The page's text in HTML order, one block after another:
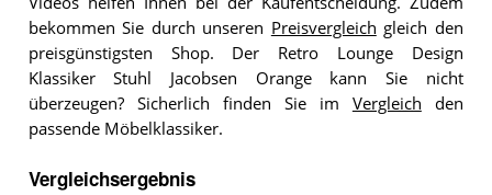
bekommen Sie durch unseren Preisvergleich gleich den
preisgünstigsten Shop. Der Retro Lounge Design
Klassiker Stuhl Jacobsen Orange kann Sie nicht
überzeugen? Sicherlich finden Sie im Vergleich den
passende Möbelklassiker.
Vergleichsergebnis